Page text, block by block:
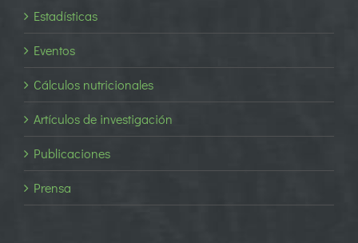
Estadísticas
Eventos
Cálculos nutricionales
Artículos de investigación
Publicaciones
Prensa